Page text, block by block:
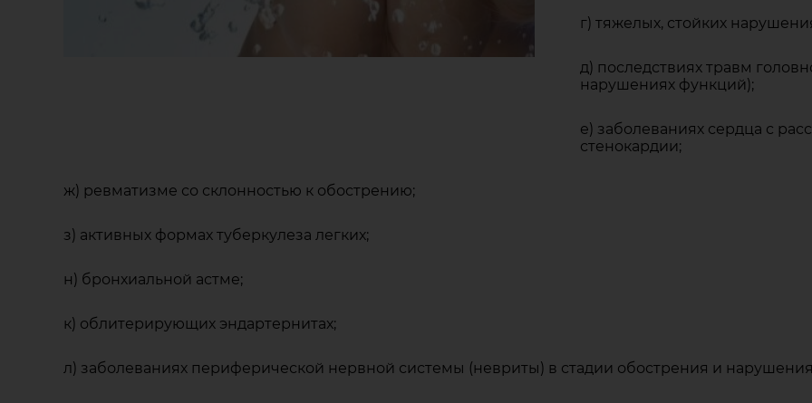
г) тяжелых, стойких
д) последствиях травм
нарушениях функций);
е) заболеваниях сердца с
стенокардии;
ж) ревматизме со склонностью к обострению;
з) активных формах туберкулеза легких;
н) бронхиальной астме;
к) облитерирующих эндартернитах;
л) заболеваниях периферической нервной системы (невриты) в стадии обострения и